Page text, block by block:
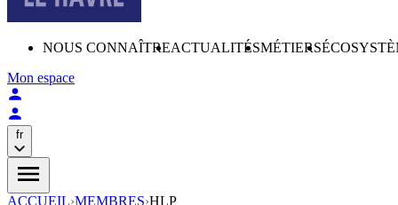
NOUS CONNAÎTREACTUALITÉSMÉTIERS
Mon espace
fr
ACCUEIL›MEMBRES›HLP